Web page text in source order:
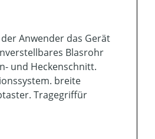
Anwender das Gerät
Blasrohr
und Heckenschnitt.
breite
Tragegriffür